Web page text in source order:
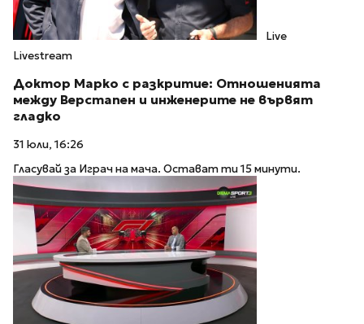
Live
Livestream
Доктор Марко с разкритие: Отношенията
между Верстапен и инженерите не вървят
гладко
31 юли, 16:26
Гласувай за Играч на мача. Остават ти 15 минути.